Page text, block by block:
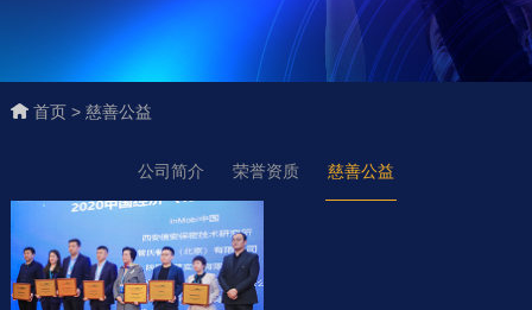
首页 > 慈善公益
公司简介 荣誉资质 慈善公益